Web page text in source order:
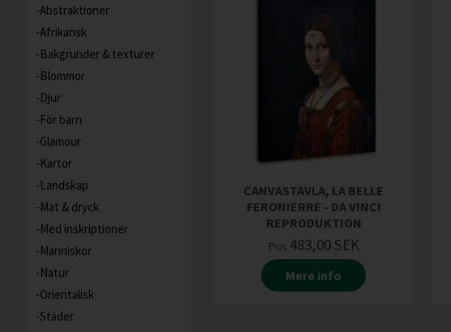
Abstraktioner
Afrikansk
Bakgrunder & texturer
Blommor
Djur
För barn
Glamour
Kartor
Landskap
Mat & dryck
Med inskriptioner
Människor
Natur
Orientalisk
Städer
CANVASTAVLA, LA BELLE
FERONIERRE - DA VINCI
REPRODUKTION
Pris 483,00 SEK
Mere info